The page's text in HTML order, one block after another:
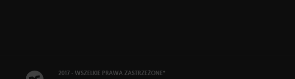
2017 - WSZELKIE PRAWA ZASTRZEŻONE*